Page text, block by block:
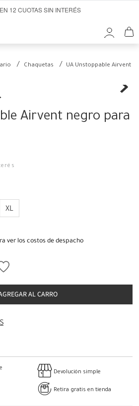
12 CUOTAS SIN INTERÉS
Chaquetas
UA Unstoppable Airvent
Airvent negro para
XL
ver los costos de despacho
AL CARRO
Devolución simple
Retira gratis en tienda